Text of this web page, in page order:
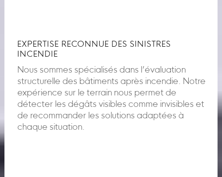
EXPERTISE RECONNUE DES SINISTRES
INCENDIE
Nous sommes spécialisés dans l’évaluation
structurelle des bâtiments après incendie. Notre
expérience sur le terrain nous permet de
détecter les dégâts visibles comme invisibles et
de recommander les solutions adaptées à
chaque situation.